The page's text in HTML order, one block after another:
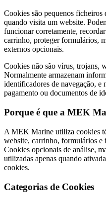
Cookies são pequenos ficheiros
quando visita um website.
funcionar corretamente,
carrinho, proteger formulários,
externos opcionais.
Cookies não são vírus, trojans,
Normalmente armazenam
identificadores de navegação, e
pagamento ou documentos de
Porque é que a MEK
A MEK Marine utiliza cookies
website, carrinho, formulários e
Cookies opcionais de análise,
utilizadas apenas quando
cookies.
Categorias de Cookies